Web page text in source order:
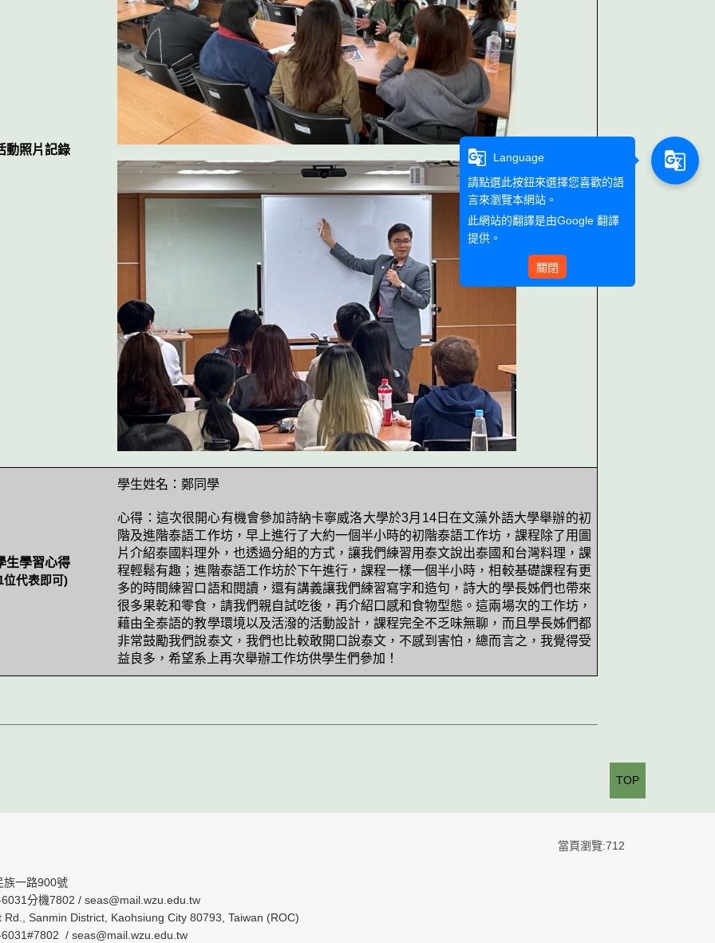
動照片記錄
生學習心得
位代表即可)
學生姓名：鄭同學
心得：這次很開心有機會參加詩納卡寧威洛大學於3月 14日在文藻外語大學舉辦的初
階及進階泰語工作坊，早上進行了大約一個半小時的初階泰語工作坊，課程除了用圖
片介紹泰國料理外，也透過分組的方式，讓我們練習用泰文說出泰國和台灣料理，課
程輕鬆有趣；進階泰語工作坊於下午進行，課程一樣一個半小時，相較基礎課程有更
多的時間練習口語和閱讀，還有講義讓我們練習寫字和造句，詩大的學長姊們也帶來
很多果乾和零食，請我們親自試吃後，再介紹口感和食物型態。這兩場次的工作坊，
藉由全泰語的教學環境以及活潑的活動設計，課程完全不乏味無聊，而且學長姊們都
非常鼓勵我們說泰文，我們也比較敢開口說泰文，不感到害怕，總而言之，我覺得受
益良多，希望系上再次舉辦工作坊供學生們參加！
族一路900號
分機7802 / seas@mail.wzu.edu.tw
Sanmin District, Kaohsiung City 80793, Taiwan (ROC)
6031#7802 / seas@mail.wzu.edu.tw
當頁瀏覽:712
TOP
g_translate
Language
請點選此按鈕來選擇您喜歡的語
言來瀏覽本網站。
此網站的翻譯是由Google 翻譯
提供。
關閉
g_translate